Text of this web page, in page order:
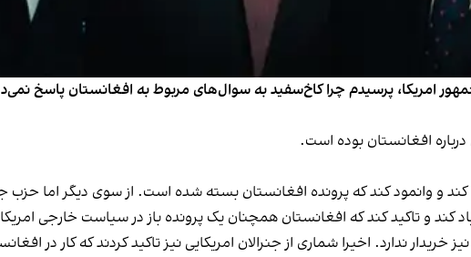
امریکا، پرسیدم چرا کاخ‌سفید به سوال‌های مربوط به افغانستان پاسخ
افغانستان بوده است.
و وانمود کند که پرونده افغانستان بسته شده است. از سوی دیگر اما حزب
کند و تاکید کند که افغانستان همچنان یک پرونده باز در سیاست خارجی
ندارد. اخیرا شماری از جنرالان امریکایی نیز تاکید کردند که کار در